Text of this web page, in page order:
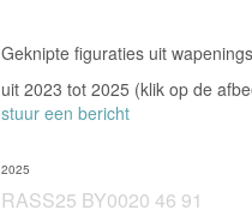
Geknipte figuraties uit
uit 2023 tot 2025 (klik op de
stuur een bericht
RASS25 BY0020 46 91
2025